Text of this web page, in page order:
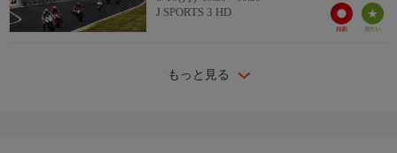
J SPORTS 3 HD
もっと見る